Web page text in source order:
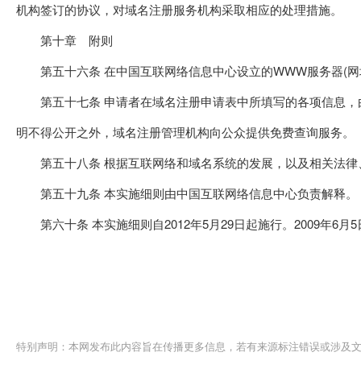
机构签订的协议，对域名注册服务机构采取相应的处理措施。
第十章 附则
第五十六条 在中国互联网络信息中心设立的WWW服务器(
第五十七条 申请者在域名注册申请表中所填写的各项信息，
明不得公开之外，域名注册管理机构向公众提供免费查询服务。
第五十八条 根据互联网络和域名系统的发展，以及相关法律
第五十九条 本实施细则由中国互联网络信息中心负责解释。
第六十条 本实施细则自2012年5月29日起施行。2009年6月
特别声明：本网发布此内容旨在传播更多信息，若有来源标注错误或涉及